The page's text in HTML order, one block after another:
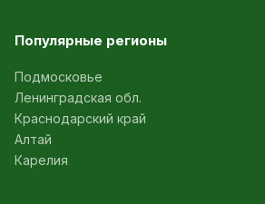
Популярные регионы
Подмосковье
Ленинградская обл.
Краснодарский край
Алтай
Карелия